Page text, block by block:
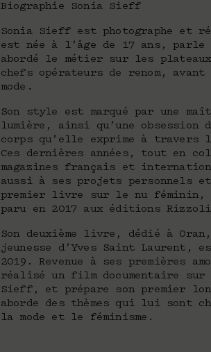
Biographie Sonia Sieff
Sonia Sieff est photographe et
est née à l’âge de 17 ans,
abordé le métier sur les plateaux
chefs opérateurs de renom,
mode.
Son style est marqué par une
lumière, ainsi qu’une
corps qu’elle exprime à
Ces dernières années, tout en
magazines français et
aussi à ses projets personnels
premier livre sur le nu féminin,
paru en 2017 aux éditions
Son deuxième livre, dédié à
jeunesse d’Yves Saint Laurent,
2019. Revenue à ses premières
réalisé un film documentaire sur
Sieff, et prépare son premier
aborde des thèmes qui lui sont
la mode et le féminisme.